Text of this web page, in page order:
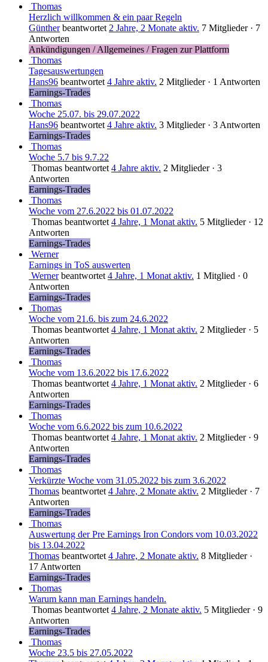
Thomas
Herzlich willkommen & ein paar Regeln
Günther beantwortet 2 Jahre, 2 Monate aktiv. 7 Mitglieder · 7
Antworten
Ankündigungen / Allgemeines / Fragen zur Plattform
Thomas
Tagesauswertungen
Hans96 beantwortet 4 Jahre aktiv. 2 Mitglieder · 1 Antworten
Earnings-Trades
Thomas
Woche 25.07. bis 29.07.2022
Hans96 beantwortet 4 Jahre aktiv. 3 Mitglieder · 3 Antworten
Earnings-Trades
Thomas
Woche 5.7 bis 9.7.22
Thomas beantwortet 4 Jahre aktiv. 2 Mitglieder · 3
Antworten
Earnings-Trades
Thomas
Woche vom 27.6.2022 bis 01.07.2022
Thomas beantwortet 4 Jahre, 1 Monat aktiv. 5 Mitglieder · 12
Antworten
Earnings-Trades
Werner
Earnings in ToS auswerten
Werner beantwortet 4 Jahre, 1 Monat aktiv. 1 Mitglied · 0
Antworten
Earnings-Trades
Thomas
Woche vom 21.6. bis zum 24.6.2022
Thomas beantwortet 4 Jahre, 1 Monat aktiv. 2 Mitglieder · 5
Antworten
Earnings-Trades
Thomas
Woche vom 13.6.2022 bis 17.6.2022
Thomas beantwortet 4 Jahre, 1 Monat aktiv. 2 Mitglieder · 6
Antworten
Earnings-Trades
Thomas
Woche vom 6.6.2022 bis zum 10.6.2022
Thomas beantwortet 4 Jahre, 1 Monat aktiv. 2 Mitglieder · 9
Antworten
Earnings-Trades
Thomas
Verkürzte Woche vom 31.05.2022 bis zum 3.6.2022
Thomas beantwortet 4 Jahre, 2 Monate aktiv. 2 Mitglieder · 7
Antworten
Earnings-Trades
Thomas
Auswertung der Pre Earnings Iron Condors vom 10.03.2022
bis 13.04.2022
Thomas beantwortet 4 Jahre, 2 Monate aktiv. 8 Mitglieder ·
17 Antworten
Earnings-Trades
Thomas
Warum kann man Earnings handeln.
Thomas beantwortet 4 Jahre, 2 Monate aktiv. 5 Mitglieder · 9
Antworten
Earnings-Trades
Thomas
Woche 23.5 bis 27.05.2022